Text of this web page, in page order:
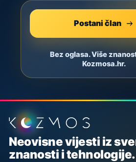
Postani član
Bez oglasa. Više
Kozmosa.hr.
Podnožje stranice
Neovisne vijesti iz
znanosti i tehnologije.